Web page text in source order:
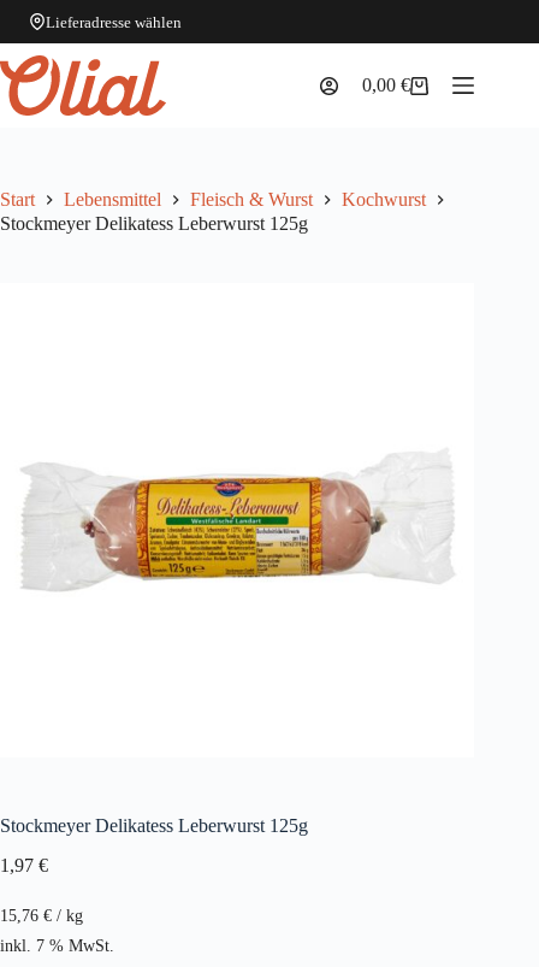
Lieferadresse wählen
Zum
Inhalt
springen
Warenkorb
0,00€
Start Lebensmittel Fleisch & Wurst
Kochwurst
Stockmeyer Delikatess Leberwurst 125g
Stockmeyer Delikatess Leberwurst 125g
1,97 €
15,76 € / kg
inkl. 7 % MwSt.